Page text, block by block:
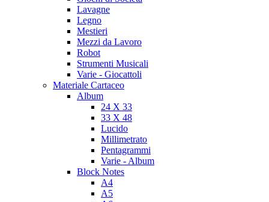
Lavagne
Legno
Mestieri
Mezzi da Lavoro
Robot
Strumenti Musicali
Varie - Giocattoli
Materiale Cartaceo
Album
24 X 33
33 X 48
Lucido
Millimetrato
Pentagrammi
Varie - Album
Block Notes
A4
A5